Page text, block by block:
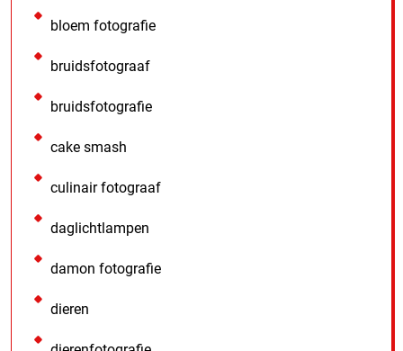
bloem fotografie
bruidsfotograaf
bruidsfotografie
cake smash
culinair fotograaf
daglichtlampen
damon fotografie
dieren